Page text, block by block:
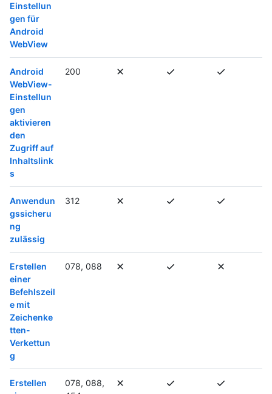
Einstellun
gen für
Android
WebView
Android
WebView-
Einstellun
gen
aktivieren
den
Zugriff auf
Inhaltslink
s
200
Anwendun
gssicheru
ng
zulässig
312
Erstellen
einer
Befehlszeil
e mit
Zeichenke
tten-
Verkettun
g
078, 088
Erstellen
078, 088,